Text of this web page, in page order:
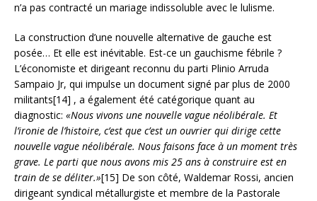
n’a pas contracté un mariage indissoluble avec le lulisme.
La construction d’une nouvelle alternative de gauche est
posée… Et elle est inévitable. Est-ce un gauchisme fébrile ?
L’économiste et dirigeant reconnu du parti Plinio Arruda
Sampaio Jr, qui impulse un document signé par plus de 2000
militants[14] , a également été catégorique quant au
diagnostic: «Nous vivons une nouvelle vague néolibérale. Et
l’ironie de l’histoire, c’est que c’est un ouvrier qui dirige cette
nouvelle vague néolibérale. Nous faisons face à un moment très
grave. Le parti que nous avons mis 25 ans à construire est en
train de se déliter.»[15] De son côté, Waldemar Rossi, ancien
dirigeant syndical métallurgiste et membre de la Pastorale